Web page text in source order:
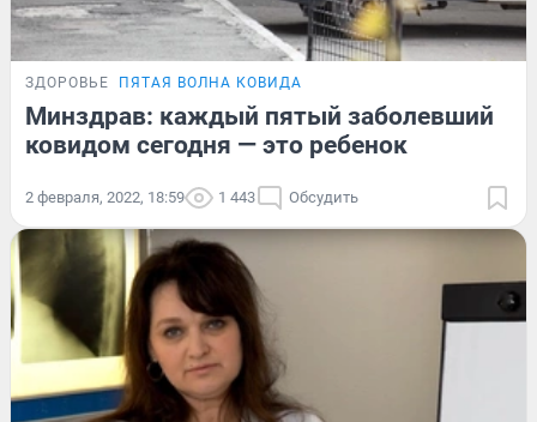
ЗДОРОВЬЕ ПЯТАЯ ВОЛНА КОВИДА
Минздрав: каждый пятый заболевший
ковидом сегодня — это ребенок
2 февраля, 2022, 18:59 1 443 Обсудить